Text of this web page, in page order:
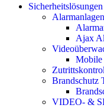
Sicherheitslösungen
Alarmanlagen
Ajax
Mobile
Brandschutz
VIDEO- &